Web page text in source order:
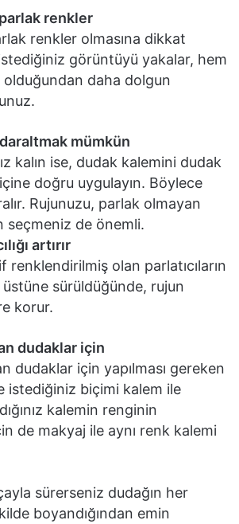
renkler
renkler olmasına dikkat
görüntüyü yakalar, hem
olduğundan daha dolgun
daraltmak mümkün
kalın ise, dudak kalemini dudak
doğru uygulayın. Böylece
Rujunuzu, parlak olmayan
seçmeniz de önemli.
artırır
olan parlatıcıların
üstüne sürüldüğünde, rujun
korur.
dudaklar için
dudaklar için yapılması gereken
istediğiniz biçimi kalem ile
kalemin renginin
de makyaj ile aynı renk kalemi
sürerseniz dudağın her
boyandığından emin